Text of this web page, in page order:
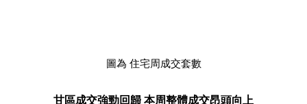
圖為 住宅周成交套數
甘區成交強勁回歸 本周整體成交昂頭向上